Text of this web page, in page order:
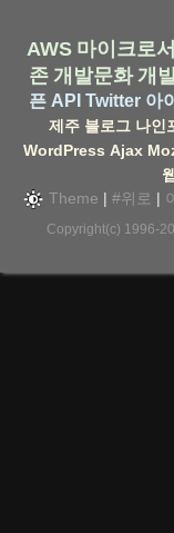
AWS 마이크로
존 개발문화 개
픈 API Twitter 아
제주 블로그 나인
WordPress Ajax
웹
Theme | #위로 |
Copyright(c) 1996-